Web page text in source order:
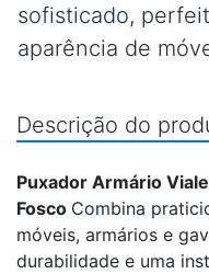
sofisticado,
aparência de
Descrição do
Puxador Armário
Fosco Combina
móveis, armários e
durabilidade e uma